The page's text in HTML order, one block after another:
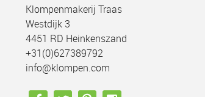
Klompenmakerij Traas
Westdijk 3
4451 RD Heinkenszand
+31(0)627389792
info@klompen.com